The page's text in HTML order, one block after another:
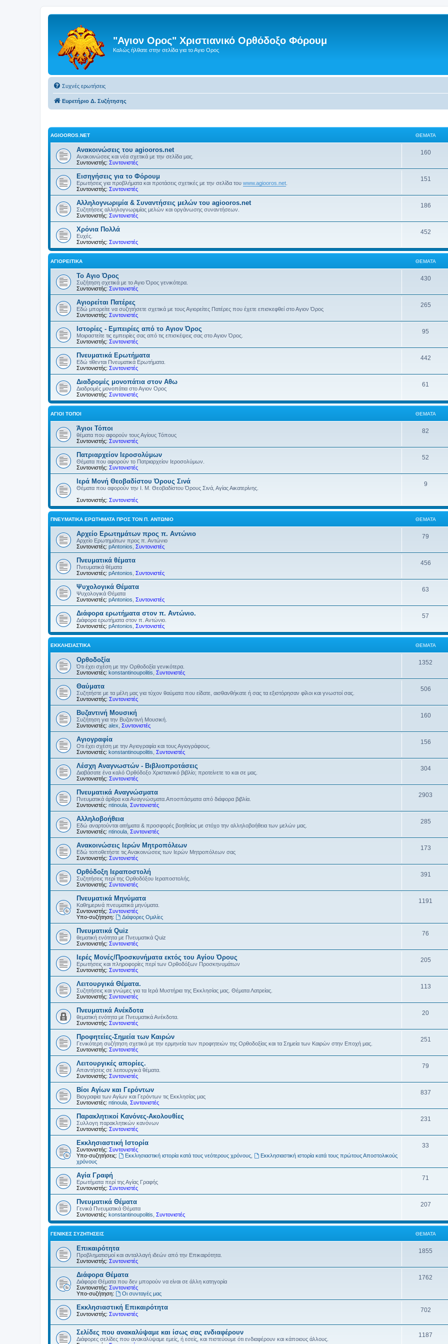
"Αγιον Ορος" Χριστιανικό Ορθόδοξο Φόρουμ
Καλώς ήλθατε στην σελίδα για το Αγιο Ορος
Συχνές ερωτήσεις
Ευρετήριο Δ. Συζήτησης
AGIOOROS.NET ΘΈΜΑΤΑ
Ανακοινώσεις του agiooros.net
Ανακοινώσεις και νέα σχετικά με την σελίδα μας.
Συντονιστής: Συντονιστές
160
Εισηγήσεις για το Φόρουμ
Ερωτήσεις για προβλήματα και προτάσεις σχετικές με την σελίδα του www.agiooros.net
Συντονιστής: Συντονιστές
151
Αλληλογνωριμία & Συναντήσεις μελών του agiooros.net
Συζητήσεις αλληλογνωριμίας μελών και οργάνωσης συναντήσεων.
Συντονιστής: Συντονιστές
186
Χρόνια Πολλά
Ευχές.
Συντονιστής: Συντονιστές
452
ΑΓΙΟΡΕΊΤΙΚΑ ΘΈΜΑΤΑ
Το Αγιο Όρος
Συζήτηση σχετικά με το Αγιο Όρος γενικότερα.
Συντονιστής: Συντονιστές
430
Αγιορείται Πατέρες
Εδώ μπορείτε να συζητήσετε σχετικά με τους Αγιορείτες Πατέρες που έχετε επισκεφθεί στο Αγιον Όρος
Συντονιστής: Συντονιστές
265
Ιστορίες - Εμπειρίες από το Αγιον Όρος
Μοιραστείτε τις εμπειρίες σας από τις επισκέψεις σας στο Αγιον Όρος.
Συντονιστής: Συντονιστές
95
Πνευματικά Ερωτήματα
Εδώ τίθενται Πνευματικά Ερωτήματα.
Συντονιστής: Συντονιστές
442
Διαδρομές μονοπάτια στον Αθω
Διαδρομές μονοπάτια στο Αγιον Ορος
Συντονιστής: Συντονιστές
61
ΆΓΙΟΙ ΤΌΠΟΙ ΘΈΜΑΤΑ
Άγιοι Τόποι
θέματα που αφορούν τους Αγίους Τόπους
Συντονιστής: Συντονιστές
82
Πατριαρχείον Ιεροσολύμων
Θέματα που αφορούν το Πατριαρχείον Ιεροσολύμων.
Συντονιστής: Συντονιστές
52
Ιερά Μονή Θεοβαδίστου Όρους Σινά
Θέματα που αφορούν την Ι. Μ. Θεοβαδίστου Όρους Σινά, Αγίας Αικατερίνης.
Συντονιστής: Συντονιστές
9
ΠΝΕΥΜΑΤΙΚΆ ΕΡΩΤΉΜΑΤΑ ΠΡΟΣ ΤΟΝ Π. ΑΝΤΏΝΙΟ ΘΈΜΑΤΑ
Αρχείο Ερωτημάτων προς π. Αντώνιο
Αρχείο Ερωτημάτων προς π. Αντώνιο
Συντονιστές: pAntonios Συντονιστές
79
Πνευματικά θέματα
Πνευματικά θέματα
Συντονιστές: pAntonios Συντονιστές
456
Ψυχολογικά Θέματα
Ψυχολογικά Θέματα
Συντονιστές: pAntonios Συντονιστές
63
Διάφορα ερωτήματα στον π. Αντώνιο.
Διάφορα ερωτήματα στον π. Αντώνιο.
Συντονιστές: pAntonios Συντονιστές
57
ΕΚΚΛΗΣΙΑΣΤΙΚΆ ΘΈΜΑΤΑ
Ορθοδοξία
Ότι έχει σχέση με την Ορθοδοξία γενικότερα.
Συντονιστές: konstantinoupolitis Συντονιστές
1352
Θαύματα
Συζητήστε με τα μέλη μας για τύχον θαύματα που είδατε, αισθανθήκατε ή σας τα εξιστόρησαν φίλοι και γνωστοί σας.
Συντονιστής: Συντονιστές
506
Βυζαντινή Μουσική
Συζήτηση για την Βυζαντινή Μουσική.
Συντονιστές: alex Συντονιστές
160
Αγιογραφία
Οτι έχει σχέση με την Αγιογραφία και τους Αγιογράφους.
Συντονιστές: konstantinoupolitis Συντονιστές
156
Λέσχη Αναγνωστών - Βιβλιοπροτάσεις
Διαβάσατε ένα καλό Ορθόδοξο Χριστιανικό βιβλίο; προτείνετε το και σε μας.
Συντονιστής: Συντονιστές
304
Πνευματικά Αναγνώσματα
Πνευματικά άρθρα και Αναγνώσματα.Αποσπάσματα από διάφορα βιβλία.
Συντονιστές: ntinoula Συντονιστές
2903
Αλληλοβοήθεια
Εδώ αναρτούνται αιτήματα & προσφορές βοηθείας με στόχο την αλληλοβοήθεια των μελών μας.
Συντονιστές: ntinoula Συντονιστές
285
Ανακοινώσεις Ιερών Μητροπόλεων
Εδώ τοποθετήστε τις Ανακοινώσεις των Ιερών Μητροπόλεων σας
Συντονιστής: Συντονιστές
173
Ορθόδοξη Ιεραποστολή
Συζητήσεις περί της Ορθοδόξου Ιεραποστολής.
Συντονιστής: Συντονιστές
391
Πνευματικά Μηνύματα
Καθημερινά πνευματικά μηνύματα.
Συντονιστής: Συντονιστές
Υπο-συζήτηση:
Διάφορες Ομιλίες
1191
Πνευματικά Quiz
θεματική ενότητα με Πνευματικά Quiz
Συντονιστής: Συντονιστές
76
Ιερές Μονές/Προσκυνήματα εκτός του Αγίου Όρους
Ερωτήσεις και πληροφορίες περί των Ορθοδόξων Προσκηνυμάτων
Συντονιστής: Συντονιστές
205
Λειτουργικά Θέματα.
Συζητήσεις και γνώμες για τα Ιερά Μυστήρια της Εκκλησίας μας. Θέματα Λατρείας.
Συντονιστής: Συντονιστές
113
Πνευματικά Ανέκδοτα
θεματική ενότητα με Πνευματικά Ανέκδοτα.
Συντονιστής: Συντονιστές
20
Προφητείες-Σημεία των Καιρών
Γενικότερη συζήτηση σχετικά με την ερμηνεία των προφητειών της Ορθοδοξίας και τα Σημεία των Καιρών στην Εποχή μας.
Συντονιστής: Συντονιστές
251
Λειτουργικές απορίες.
Απαντήσεις σε λειτουργικά θέματα.
Συντονιστής: Συντονιστές
79
Βίοι Αγίων και Γερόντων
Βιογραφία των Αγίων και Γερόντων τις Εκκλησίας μας
Συντονιστές: ntinoula Συντονιστές
837
Παρακλητικοί Κανόνες-Ακολουθίες
Συλλογη παρακλητικών κανόνων
Συντονιστής: Συντονιστές
231
Εκκλησιαστική Ιστορία
Συντονιστής: Συντονιστές
Υπο-συζητήσεις:
Εκκλησιαστική ιστορία κατά τους νεότερους χρόνους,
Εκκλησιαστική ιστορία κατά τους πρώτους Αποστολικούς
χρόνους
33
Αγία Γραφή
Ερωτήματα περί της Αγίας Γραφής
Συντονιστής: Συντονιστές
71
Πνευματικά Θέματα
Γενικά Πνευματικά Θέματα
Συντονιστές: konstantinoupolitis Συντονιστές
207
ΓΕΝΙΚΈΣ ΣΥΖΗΤΉΣΕΙΣ ΘΈΜΑΤΑ
Επικαιρότητα
Προβληματισμοί και ανταλλαγή ιδεών από την Επικαιρότητα.
Συντονιστής: Συντονιστές
1855
Διάφορα Θέματα
Διάφορα Θέματα που δεν μπορούν να είναι σε άλλη κατηγορία
Συντονιστής: Συντονιστές
Υπο-συζήτηση:
Οι συνταγές μας
1762
Εκκλησιαστική Επικαιρότητα
Συντονιστής: Συντονιστές
702
Σελίδες που ανακαλύψαμε και ίσως σας ενδιαφέρουν
Διάφορες σελίδες που ανακαλύψαμε εμείς, ή εσείς, και πιστεύουμε ότι ενδιαφέρουν και κάποιους άλλους.
1187